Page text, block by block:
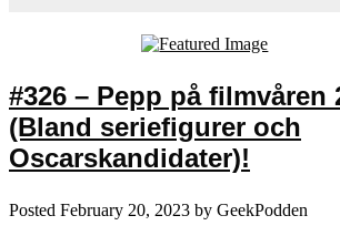
#326 – Pepp på filmvåren
(Bland seriefigurer och
Oscarskandidater)!
Posted February 20, 2023 by GeekPodden